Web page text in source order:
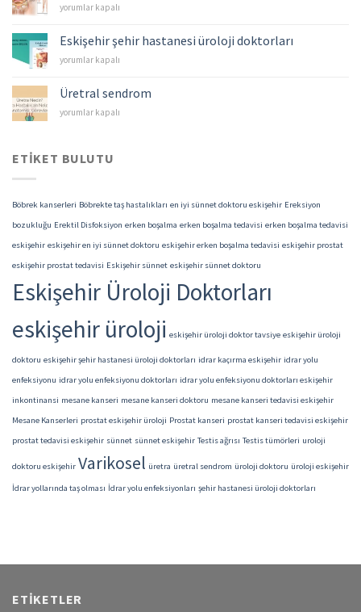
Böbrek
Mesane
Kanserleri
için
yorumlar kapalı
Eskişehir şehir hastanesi üroloji doktorları
Eskişehir
hastanesi
üroloji
doktorları
yorumlar kapalı
Üretral sendrom
Üretral
yorumlar kapalı
ETIKET BULUTU
Böbrek kanserleri Böbrekte taş hastalıkları en iyi sünnet doktoru eskişehir Ereksiyon
bozukluğu Erektil Disfoksiyon erken boşalma erken boşalma tedavisi erken boşalma tedavisi
eskişehir eskişehir en iyi sünnet doktoru eskişehir erken boşalma tedavisi eskişehir prostat
eskişehir prostat tedavisi Eskişehir sünnet eskişehir sünnet doktoru
Eskişehir Üroloji Doktorları
eskişehir üroloji eskişehir üroloji doktor tavsiye eskişehir üroloji
doktoru eskişehir şehir hastanesi üroloji doktorları idrar kaçırma eskişehir idrar yolu
enfeksiyonu idrar yolu enfeksiyonu doktorları idrar yolu enfeksiyonu doktorları eskişehir
inkontinansi mesane kanseri mesane kanseri doktoru mesane kanseri tedavisi eskişehir
Mesane Kanserleri prostat eskişehir üroloji Prostat kanseri prostat kanseri tedavisi eskişehir
prostat tedavisi eskişehir sünnet sünnet eskişehir Testis ağrısı Testis tümörleri uroloji
doktoru eskişehir Varikosel üretra üretral sendrom üroloji doktoru üroloji eskişehir
İdrar yollarında taş olması İdrar yolu enfeksiyonları şehir hastanesi üroloji doktorları
ETIKETLER